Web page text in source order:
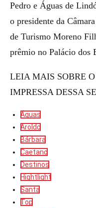
Pedro e Águas de
o presidente da
de Turismo Moreno
prêmio no Palácio dos
LEIA MAIS SOBRE
IMPRESSA DESSA
Águas
Aroldo
Bárbara
Caetano
Destinos
Hightlight
Santa
Top